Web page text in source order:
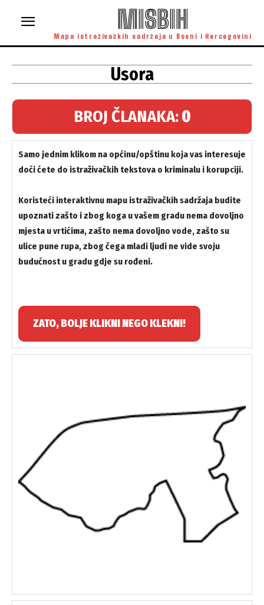
MISBIH
Mapa istraživačkih sadržaja u Bosni i Hercegovini
Usora
BROJ ČLANAKA:0
Samo jednim klikom na općinu/opštinu koja vas interesuje
doći ćete do istraživačkih tekstova o kriminalu i korupciji.
Koristeći interaktivnu mapu istraživačkih sadržaja budite
upoznati zašto i zbog koga u vašem gradu nema dovoljno
mjesta u vrtićima, zašto nema dovoljno vode, zašto su
ulice pune rupa, zbog čega mladi ljudi ne vide svoju
budućnost u gradu gdje su rođeni.
ZATO, BOLJE KLIKNI NEGO KLEKNI!